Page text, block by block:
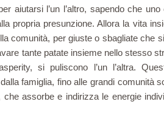
aiutarsi l’un l’altro, sa­pendo che
propria presunzione. Allora la vita
comunità, per giuste o sba­gliate che
tante patate insieme nello stesso
si puliscono l’un l’altra.
fami­glia, fino alle grandi comunità
che assorbe e indirizza le energie